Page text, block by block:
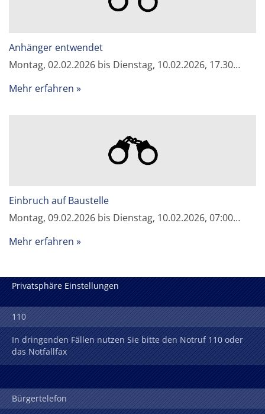
Anhänger entwendet
Montag, 02.02.2026 bis Dienstag, 10.02.2026, 17.30…
Mehr erfahren
Einbruch auf Baustelle
Montag, 09.02.2026 bis Dienstag, 10.02.2026, 07:00…
Mehr erfahren
Privatsphäre Einstellungen
110
In dringenden Fällen nutzen Sie bitte den Notruf 110 oder
das Notfallfax
Bürgertelefon